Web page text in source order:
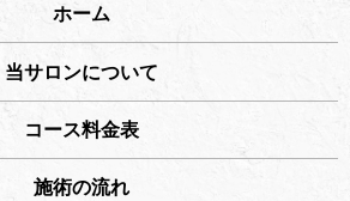
ホーム
当サロンについて
コース料金表
施術の流れ